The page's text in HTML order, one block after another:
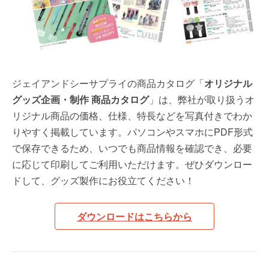
ジェイアンドシーサプライの商品カタログ「オリジナル
グッズ企画・制作 商品カタログ」は、弊社が取り扱うオ
リジナル商品の価格、仕様、特長などを写真付きでわか
りやすく掲載しています。パソコンやスマホにPDF形式
で保存できるため、いつでも商品情報を確認でき、必要
に応じて印刷してご利用いただけます。ぜひダウンロー
ドして、グッズ製作にお役立てください！
ダウンロードはこちらから